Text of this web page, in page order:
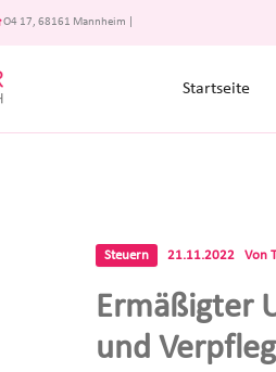
O4 17, 68161 Mannheim
Startseite
Steuern 21.11.2022 Von
Ermäßigter
und